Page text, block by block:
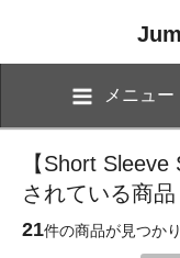
メニュー
【Short
されている商品
21件の商品が見つか